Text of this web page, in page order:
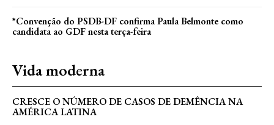
*Convenção do PSDB-DF confirma Paula Belmonte como
candidata ao GDF nesta terça-feira
Vida moderna
CRESCE O NÚMERO DE CASOS DE DEMÊNCIA NA
AMÉRICA LATINA